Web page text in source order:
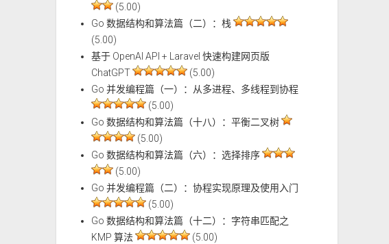
(5.00)
Go 数据结构和算法篇（二）：栈
(5.00)
基于 OpenAI API + Laravel 快速构建网页版
ChatGPT
(5.00)
Go 并发编程篇（一）：从多进程、多线程到协程
(5.00)
Go 数据结构和算法篇（十八）：平衡二叉树
(5.00)
Go 数据结构和算法篇（六）：选择排序
(5.00)
Go 并发编程篇（二）：协程实现原理及使用入门
(5.00)
Go 数据结构和算法篇（十二）：字符串匹配之
KMP 算法
(5.00)